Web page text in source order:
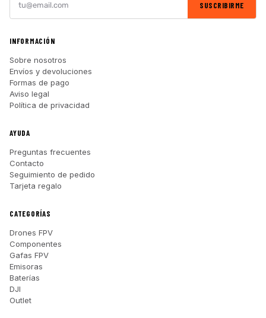
SUSCRIBIRME
INFORMACIÓN
Sobre nosotros
Envíos y devoluciones
Formas de pago
Aviso legal
Política de privacidad
AYUDA
Preguntas frecuentes
Contacto
Seguimiento de pedido
Tarjeta regalo
CATEGORÍAS
Drones FPV
Componentes
Gafas FPV
Emisoras
Baterías
DJI
Outlet